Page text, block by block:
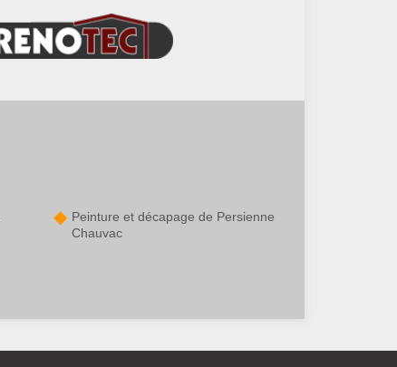
Peinture et décapage de Persienne
Chauvac